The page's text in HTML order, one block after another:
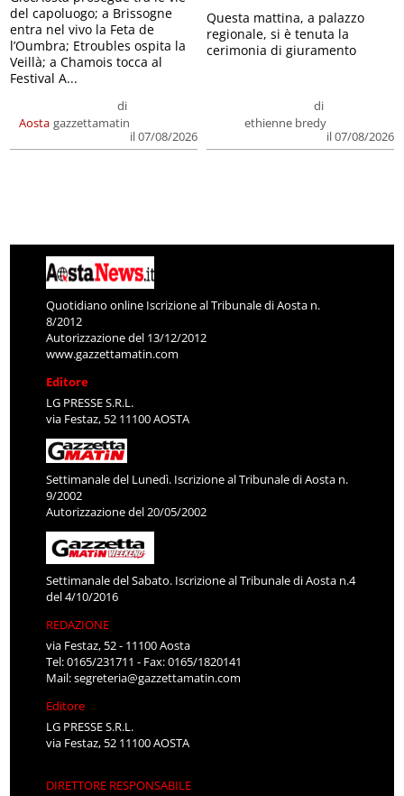
Aosta
di
gazzettamatin
il 07/08/2026
del capoluogo; a Brissogne
entra nel vivo la Feta de
l’Oumbra; Etroubles ospita la
Veillà; a Chamois tocca al
Festival A...
di
ethienne bredy
il 07/08/2026
Questa mattina, a palazzo
regionale, si è tenuta la
cerimonia di giuramento
Quotidiano online Iscrizione al Tribunale di Aosta n.
8/2012
Autorizzazione del 13/12/2012
www.gazzettamatin.com
Editore
LG PRESSE S.R.L.
via Festaz, 52 11100 AOSTA
Settimanale del Lunedì. Iscrizione al Tribunale di Aosta n.
9/2002
Autorizzazione del 20/05/2002
Settimanale del Sabato. Iscrizione al Tribunale di Aosta n.4
del 4/10/2016
REDAZIONE
via Festaz, 52 - 11100 Aosta
Tel: 0165/231711 - Fax: 0165/1820141
Mail:segreteria@gazzettamatin.com
Editore
LG PRESSE S.R.L.
via Festaz, 52 11100 AOSTA
DIRETTORE RESPONSABILE